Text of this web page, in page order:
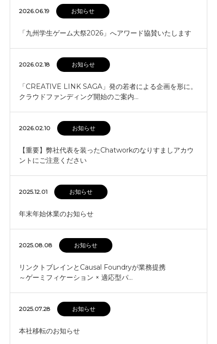
2026.06.19 お知らせ
「九州学生ゲーム大祭2026」へアワード協賛いたします
2026.02.18 お知らせ
「CREATIVE LINK SAGA」発の若者による企画を形に。
クラウドファンディング開始のご案内…
2026.02.10 お知らせ
【重要】弊社代表を装ったChatworkのなりすましアカウ
ントにご注意ください
2025.12.01 お知らせ
年末年始休業のお知らせ
2025.08.08 お知らせ
リンクトブレインとCausal Foundryが業務提携
～ゲーミフィケーション × 適応型パ…
2025.07.28 お知らせ
本社移転のお知らせ